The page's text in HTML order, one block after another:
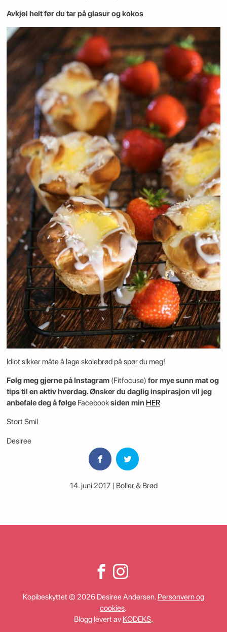
Avkjøl helt før du tar på glasur og kokos
Idiot sikker måte å lage skolebrød på spør du meg!
Følg meg gjerne på Instagram (Fitfocuse) for mye sunn mat og
tips til en aktiv hverdag. Ønsker du daglig inspirasjon vil jeg
anbefale deg å følge Facebooksiden min HER
Stort Smil
Desiree
14. juni 2017 | Boller & Brød
Kopibeskyttet © 2026 Desiree Andersen. Personvern og
cookies.
Blogg levert av KODEKS.